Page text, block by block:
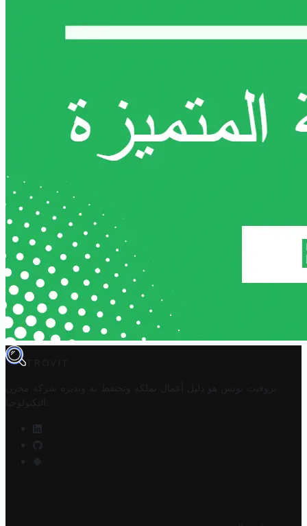
TROVIT
تروفيت تونس هو دليل أعمال تملكه وتحتفظ به وتديره
شركة مخزن
التكنولوجيا